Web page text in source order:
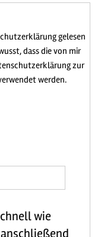
gelesen
dass die von mir
zur
werden.
wie